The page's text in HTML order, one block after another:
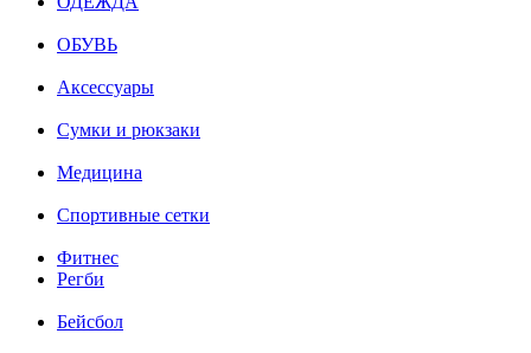
ОБУВЬ
Аксессуары
Сумки и рюкзаки
Медицина
Спортивные сетки
Фитнес
Регби
Бейсбол